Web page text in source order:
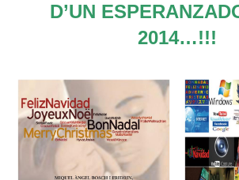
D’UN
2014…!!!